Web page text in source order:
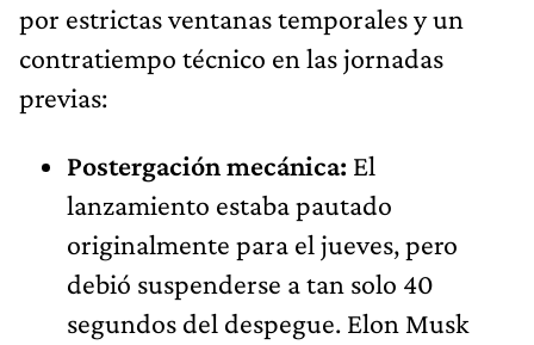
por estrictas ventanas temporales y un
contratiempo técnico en las jornadas
previas:
Postergación mecánica: El
lanzamiento estaba pautado
originalmente para el jueves, pero
debió suspenderse a tan solo 40
segundos del despegue. Elon Musk